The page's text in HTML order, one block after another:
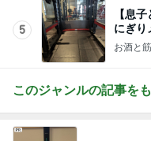
5
【息
にぎり
お酒と
このジャンルの記事を